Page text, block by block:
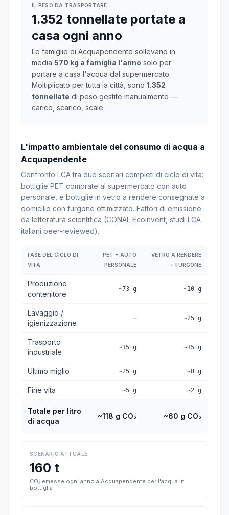
IL PESO DA TRASPORTARE
1.352 tonnellate portate a
casa ogni anno
Le famiglie di Acquapendente sollevano in
media 570 kg a famiglia l'anno solo per
portare a casa l'acqua dal supermercato.
Moltiplicato per tutta la città, sono 1.352
tonnellate di peso gestite manualmente —
carico, scarico, scale.
L'impatto ambientale del consumo di acqua a
Acquapendente
Confronto LCA tra due scenari completi di ciclo di vita:
bottiglie PET comprate al supermercato con auto
personale, e bottiglie in vetro a rendere consegnate a
domicilio con furgone ottimizzato. Fattori di emissione
da letteratura scientifica (CONAI, Ecoinvent, studi LCA
italiani peer-reviewed).
FASE DEL CICLO DI
VITA
PET + AUTO
PERSONALE
VETRO A RENDERE
+ FURGONE
Produzione
contenitore
~73 g ~10 g
Lavaggio /
igienizzazione
— ~25 g
Trasporto
industriale
~15 g ~15 g
Ultimo miglio ~25 g ~8 g
Fine vita ~5 g ~2 g
Totale per litro
di acqua
~118 g CO₂ ~60 g CO₂
SCENARIO ATTUALE
160 t
CO₂ emesse ogni anno a Acquapendente per l'acqua in
bottiglia